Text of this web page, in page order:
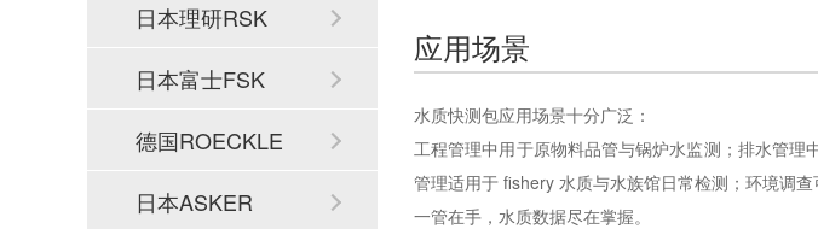
应用场景
水质快测包应用场景十分广泛：
工程管理中用于原物料品管与锅炉水监测；排水管
管理适用于 fishery 水质与水族馆日常检测；环境调
一管在手，水质数据尽在掌握。
日本理研RSK
日本富士FSK
德国ROECKLE
日本ASKER